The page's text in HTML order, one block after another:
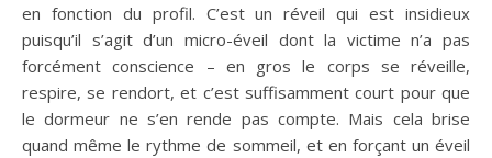
en fonction du profil. C’est un réveil qui est insidieux
puisqu’il s’agit d’un micro-éveil dont la victime n’a pas
forcément conscience – en gros le corps se réveille,
respire, se rendort, et c’est suffisamment court pour que
le dormeur ne s’en rende pas compte. Mais cela brise
quand même le rythme de sommeil, et en forçant un éveil